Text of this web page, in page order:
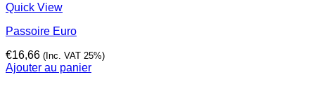
Quick View
Passoire Euro
€16,66 (Inc. VAT 25%)
Ajouter au panier